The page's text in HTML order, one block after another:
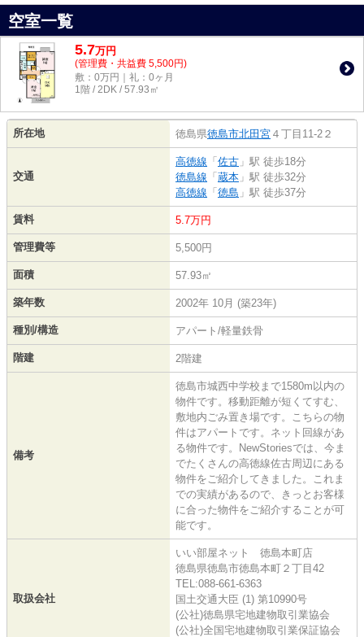
空室一覧
5.7万円
(管理費・共益費 5,500円)
敷：0万円｜礼：0ヶ月
1階 / 2DK / 57.93㎡
所在地 徳島県徳島市北田宮 ４丁目11-2２
交通
高徳線 「 佐古 」駅 徒歩18分
徳島線 「 蔵本 」駅 徒歩32分
高徳線 「 徳島 」駅 徒歩37分
賃料 5.7万円
管理費等 5,500円
面積 57.93㎡
築年数 2002年 10月 (築23年)
種別/構造 アパート/軽量鉄骨
階建 2階建
備考
徳島市城西中学校まで1580m以内の
物件です。移動距離が短くてすむ、
敷地内ごみ置き場です。こちらの物
件はアパートです。ネット回線があ
る物件です。NewStoriesでは、今ま
でたくさんの高徳線佐古周辺にある
物件をご紹介してきました。これま
での実績があるので、きっとお客様
に合った物件をご紹介することが可
能です。
取扱会社
いい部屋ネット 徳島本町店
徳島県徳島市徳島本町２丁目42
TEL:088-661-6363
国土交通大臣 (1) 第10990号
(公社)徳島県宅地建物取引業協会
(公社)全国宅地建物取引業保証協会